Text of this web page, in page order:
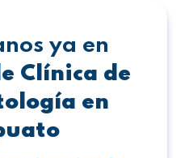
ya en
Clínica de
en